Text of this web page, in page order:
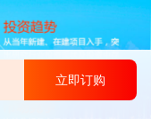
立即订购